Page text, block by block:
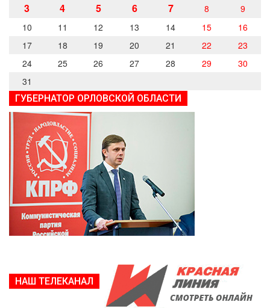
3 4 5 6 7 8
9
10
11 12 13 14 15
16
17
18 19 20 21 22
23
24
25 26 27 28 29
30
31
ГУБЕРНАТОР ОРЛОВСКОЙ ОБЛАСТИ
НАШ ТЕЛЕКАНАЛ